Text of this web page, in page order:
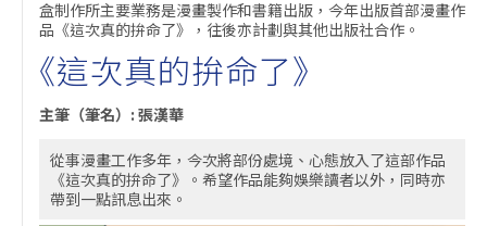
盒制作所主要業務是漫畫製作和書籍出版，今年出版首部漫畫作
品《這次真的拚命了》，往後亦計劃與其他出版社合作。
《這次真的拚命了》
主筆（筆名）: 張漢華
從事漫畫工作多年，今次將部份處境、心態放入了這部作品
《這次真的拚命了》。希望作品能夠娛樂讀者以外，同時亦
帶到一點訊息出來。